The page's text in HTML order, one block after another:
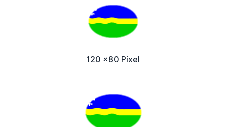
120 x80 Píxel